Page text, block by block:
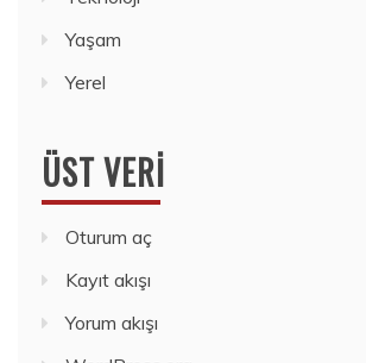
Yaşam
Yerel
ÜST VERI
Oturum aç
Kayıt akışı
Yorum akışı